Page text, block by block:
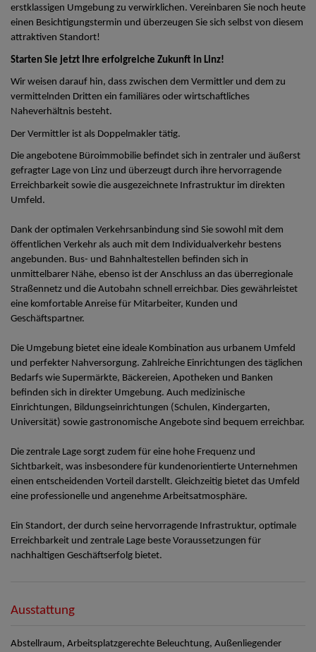
erstklassigen Umgebung zu verwirklichen. Vereinbaren Sie noch heute
einen Besichtigungstermin und überzeugen Sie sich selbst von diesem
attraktiven Standort!
Starten Sie jetzt Ihre erfolgreiche Zukunft in Linz!
Wir weisen darauf hin, dass zwischen dem Vermittler und dem zu
vermittelnden Dritten ein familiäres oder wirtschaftliches
Naheverhältnis besteht.
Der Vermittler ist als Doppelmakler tätig.
Die angebotene Büroimmobilie befindet sich in zentraler und äußerst
gefragter Lage von Linz und überzeugt durch ihre hervorragende
Erreichbarkeit sowie die ausgezeichnete Infrastruktur im direkten
Umfeld.
Dank der optimalen Verkehrsanbindung sind Sie sowohl mit dem
öffentlichen Verkehr als auch mit dem Individualverkehr bestens
angebunden. Bus- und Bahnhaltestellen befinden sich in
unmittelbarer Nähe, ebenso ist der Anschluss an das überregionale
Straßennetz und die Autobahn schnell erreichbar. Dies gewährleistet
eine komfortable Anreise für Mitarbeiter, Kunden und
Geschäftspartner.
Die Umgebung bietet eine ideale Kombination aus urbanem Umfeld
und perfekter Nahversorgung. Zahlreiche Einrichtungen des täglichen
Bedarfs wie Supermärkte, Bäckereien, Apotheken und Banken
befinden sich in direkter Umgebung. Auch medizinische
Einrichtungen, Bildungseinrichtungen (Schulen, Kindergarten,
Universität) sowie gastronomische Angebote sind bequem erreichbar.
Die zentrale Lage sorgt zudem für eine hohe Frequenz und
Sichtbarkeit, was insbesondere für kundenorientierte Unternehmen
einen entscheidenden Vorteil darstellt. Gleichzeitig bietet das Umfeld
eine professionelle und angenehme Arbeitsatmosphäre.
Ein Standort, der durch seine hervorragende Infrastruktur, optimale
Erreichbarkeit und zentrale Lage beste Voraussetzungen für
nachhaltigen Geschäftserfolg bietet.
Ausstattung
Abstellraum Arbeitsplatzgerechte Beleuchtung Außenliegender